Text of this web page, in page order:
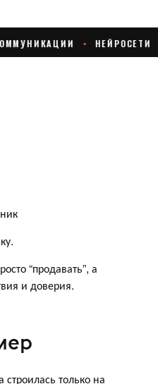
“продавать”, а
и доверия.
только на